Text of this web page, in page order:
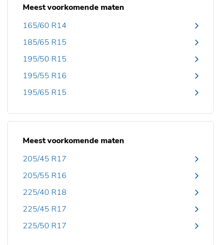
Meest voorkomende maten
165/60 R14
185/65 R15
195/50 R15
195/55 R16
195/65 R15
Meest voorkomende maten
205/45 R17
205/55 R16
225/40 R18
225/45 R17
225/50 R17